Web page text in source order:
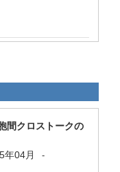
間クロストークの
年04月 -